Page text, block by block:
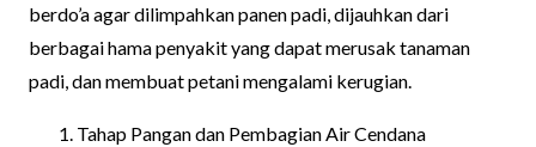
berdo’a agar dilimpahkan panen padi, dijauhkan dari
berbagai hama penyakit yang dapat merusak tanaman
padi, dan membuat petani mengalami kerugian.
Tahap Pangan dan Pembagian Air Cendana